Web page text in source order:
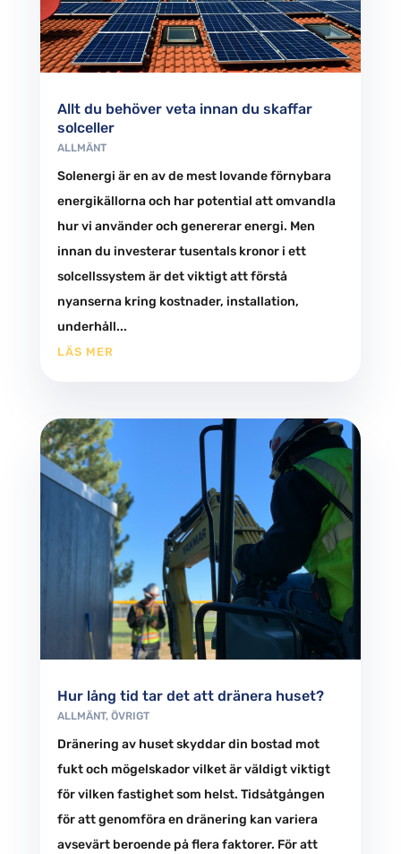
Allt du behöver veta innan du skaffar
solceller
ALLMÄNT
Solenergi är en av de mest lovande förnybara
energikällorna och har potential att omvandla
hur vi använder och genererar energi. Men
innan du investerar tusentals kronor i ett
solcellssystem är det viktigt att förstå
nyanserna kring kostnader, installation,
underhåll...
LÄS MER
Hur lång tid tar det att dränera huset?
ALLMÄNT, ÖVRIGT
Dränering av huset skyddar din bostad mot
fukt och mögelskador vilket är väldigt viktigt
för vilken fastighet som helst. Tidsåtgången
för att genomföra en dränering kan variera
avsevärt beroende på flera faktorer. För att